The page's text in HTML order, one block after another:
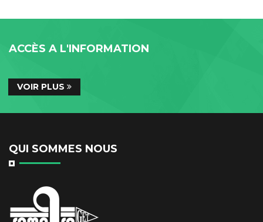
ACCÈS A L'INFORMATION
VOIR PLUS
QUI SOMMES NOUS